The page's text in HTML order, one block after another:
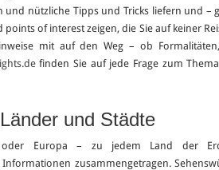
nützliche Tipps und Tricks liefern und –
of interest zeigen, die Sie auf keiner
mit auf den Weg – ob
finden Sie auf jede Frage zum
und Städte
oder Europa – zu jedem Land der
zusammengetragen.